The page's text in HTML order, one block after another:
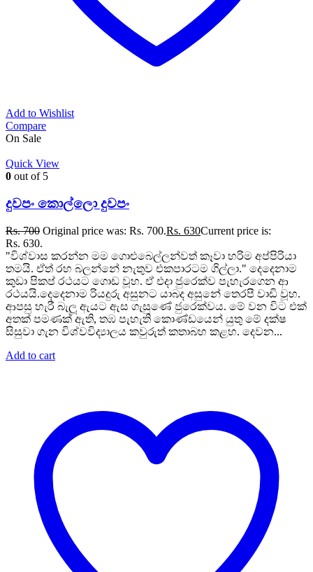
Add to Wishlist
Compare
On Sale
Quick View
0 out of 5
දුවපං කොල්ලො දුවපං
Rs.700 Original price was: Rs. 700.Rs. 630Current price is:
Rs. 630.
"විශ්වාස කරන්න මම ගොළුබෙල්ලන්වත් කෑවා හරිම අප්පිරියා
තමයි. ඒත් රහ බලන්නේ නැතුව එකපාරටම ගිල්ලා." දෙදෙනාම
කුඩා පිකප් රථයට ගොඩ වූහ. ඒ එදා ජුරෙක්ව පැහැරගෙන ආ
රථයයි.දෙදෙනාම රියදුරු අසුනට යාබද අසුනේ තෙරපී වාඩි වූහ.
ආපසු හැරී බැලූ ඇයට ඇස ගැසුණේ ජුරෙක්වය. මේ වන විට එක්
අතක් පමණක් ඇති, තඹ පැහැති කොණ්ඩයෙන් යුතු මේ දක්ෂ
සිසුවා ගැන විශ්වවිද්‍යාලය කවුරුත් කතාබහ කළහ. දෙවන...
Add to cart